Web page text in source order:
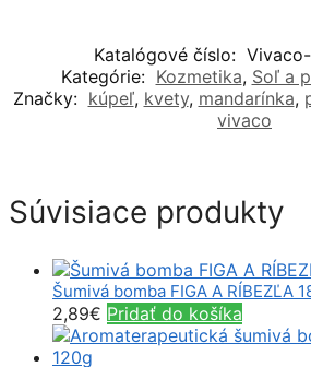
Katalógové číslo:
Kategórie: Kozmetika, Soľ a
Značky: kúpeľ, kvety, mandarínka,
vivaco
Súvisiace produkty
Šumivá bomba FIGA A RÍBEZĽA
2,89€ Pridať do košíka